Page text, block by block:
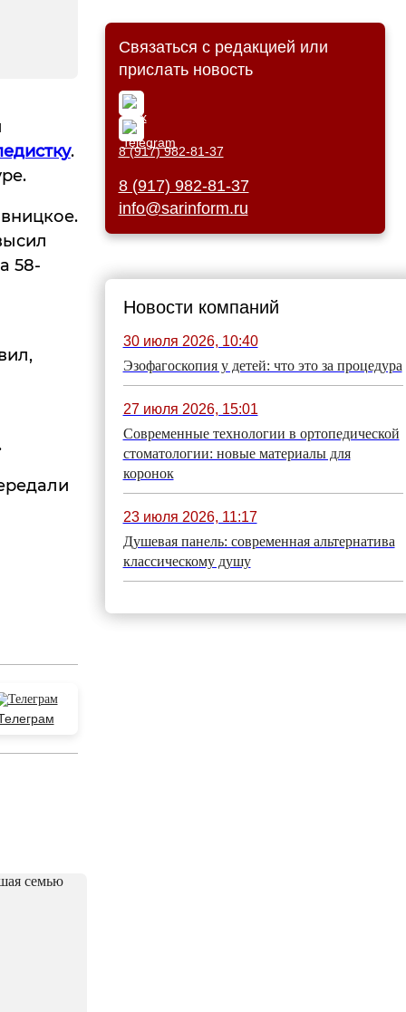
.
58-
Связаться с редакцией или
прислать новость
8 (917) 982-81-37
8 (917) 982-81-37
info@sarinform.ru
Новости компаний
30 июля 2026, 10:40
Эзофагоскопия у детей: что это за процедура
27 июля 2026, 15:01
Современные технологии в ортопедической
стоматологии: новые материалы для
коронок
23 июля 2026, 11:17
Душевая панель: современная альтернатива
классическому душу